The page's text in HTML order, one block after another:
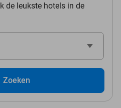
de leukste hotels in de
Zoeken